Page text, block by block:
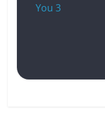
You 3